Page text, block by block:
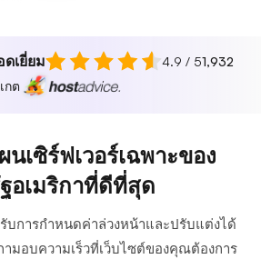
ดเยี่ยม 4.9 / 51,932
กต
นเซิร์ฟเวอร์เฉพาะของ
อเมริกาที่ดีที่สุด
รับการกำหนดค่าล่วงหน้าและปรับแต่งได้
ามอบความเร็วที่เว็บไซต์ของคุณต้องการ